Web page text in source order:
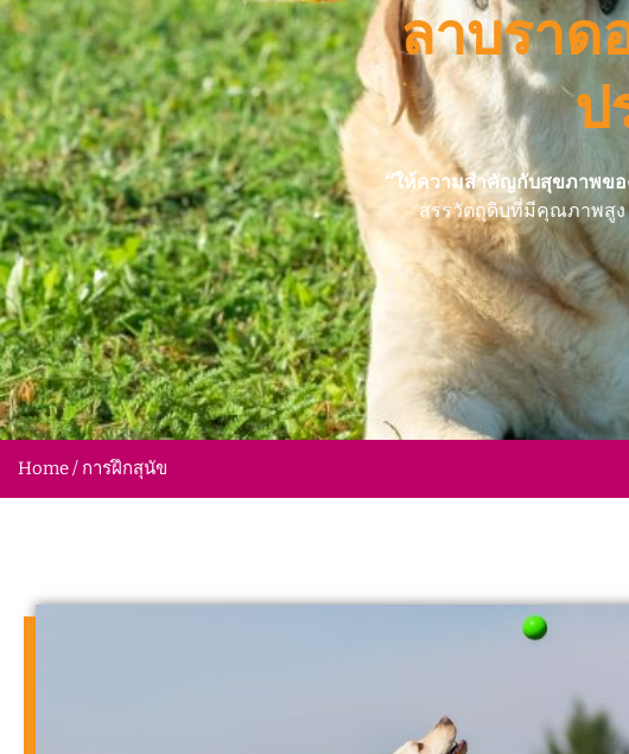
ลาบราด
ป
“ให้ความสำคัญกับสุขภาพขอ
สรรวัตถุดิบที่มีคุณภาพสูง
Home / การฝึกสุนัข